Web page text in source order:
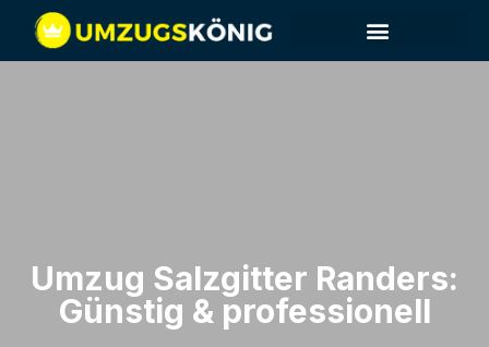
Umzug Salzgitter​ Randers:
Günstig & professionell​